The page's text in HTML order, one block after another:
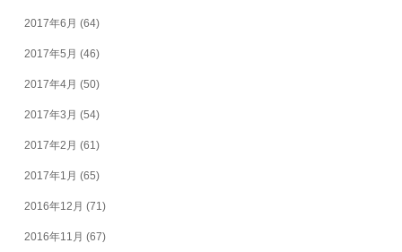
2017年6月 (64)
2017年5月 (46)
2017年4月 (50)
2017年3月 (54)
2017年2月 (61)
2017年1月 (65)
2016年12月 (71)
2016年11月 (67)